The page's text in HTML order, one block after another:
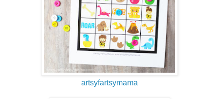
artsyfartsymama